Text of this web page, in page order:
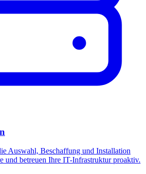
Auswahl, Beschaffung und Installation
und betreuen Ihre IT-Infrastruktur proaktiv.